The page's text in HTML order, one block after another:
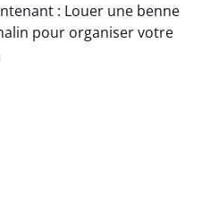
: Louer une benne
pour organiser votre